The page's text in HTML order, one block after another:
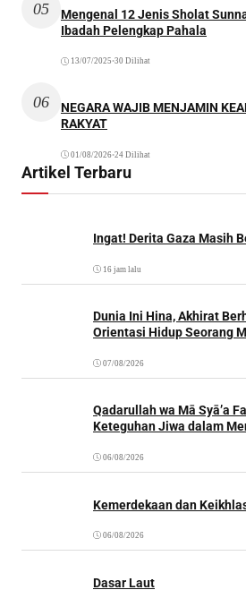
05
Mengenal 12 Jenis Sholat
Ibadah Pelengkap Pahala
13/07/2025 •30 Dilihat
06
NEGARA WAJIB MENJAMIN
RAKYAT
01/08/2026•24 Dilihat
Artikel Terbaru
Ingat! Derita Gaza Masih
16 jam lalu
Dunia Ini Hina, Akhirat
Orientasi Hidup Seorang
07/08/2026
Qadarullah wa Mā Syā’a
Keteguhan Jiwa dalam
06/08/2026
Kemerdekaan dan
06/08/2026
Dasar Laut